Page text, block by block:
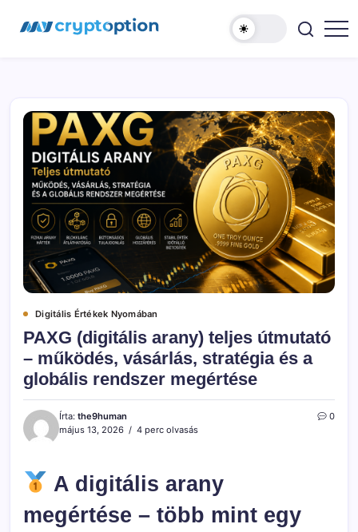
MyCryptOption
Digitális Értékek Nyomában
PAXG (digitális arany) teljes útmutató
– működés, vásárlás, stratégia és a
globális rendszer megértése
Írta: the9human
május 13, 2026
4 perc olvasás
0
A digitális arany
megértése – több mint egy